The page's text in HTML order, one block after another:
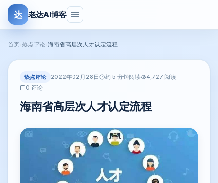
达 老达AI博客
首页 热点评论 海南省高层次人才认定流程
热点评论 2022年02月28日 约 5 分钟阅读
4,727 阅读
0 评论
海南省高层次人才认定流程